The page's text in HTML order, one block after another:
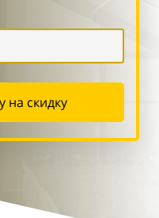
на скидку